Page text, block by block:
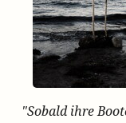
"Sobald ihre